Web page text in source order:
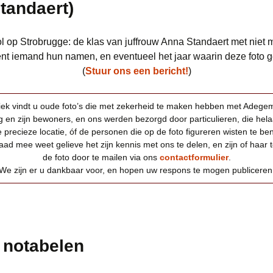
op Strobrugge: de klas van juffrouw Anna Standaert met niet
iemand hun namen, en eventueel het jaar waarin deze foto
(Stuur ons een bericht!)
vindt u oude foto’s die met zekerheid te maken hebben met
en zijn bewoners, en ons werden bezorgd door particulieren, die
precieze locatie, óf de personen die op de foto figureren wisten te
mee weet gelieve het zijn kennis met ons te delen, en zijn of haar
de foto door te mailen via ons contactformulier.
zijn er u dankbaar voor, en hopen uw respons te mogen